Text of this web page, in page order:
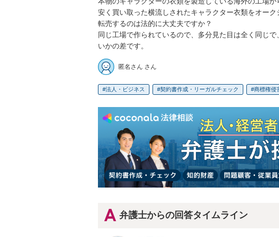
安く買い取った横流しされたキャラクター衣類をオーク
転売するのは法的に大丈夫ですか？
同じ工場で作られているので、多分見た目は全く同じ
いかの差です。
匿名さん さん
法人・ビジネス 契約書作成・リーガルチェック 商標権侵
弁護士からの回答タイムライン